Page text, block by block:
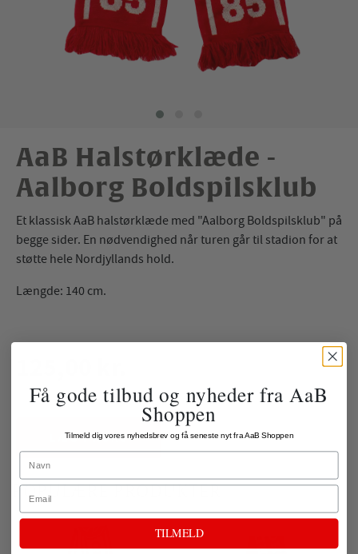
AaB Halstørklæde -
Aalborg Boldspilsklub
Et klassisk AaB halstørklæde med "Aalborg Boldspilsklub" på
begge sider. En nødvendighed når turen går til stadion for at
støtte hele Nordjyllands hold.
Længde: 140 cm.
ekskl. fragt
LÆG I KURV
POPULÆRE PRODUKTER
Få gode tilbud og nyheder fra AaB
Shoppen
Tilmeld dig vores nyhedsbrev og få seneste nyt fra AaB Shoppen
Name
Email
TILMELD